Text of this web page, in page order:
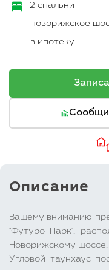
2 спальни
новорижское
в ипотеку
Описание
Вашему вниманию
"Футуро Парк",
Новорижскому шоссе.
Угловой таунхаус